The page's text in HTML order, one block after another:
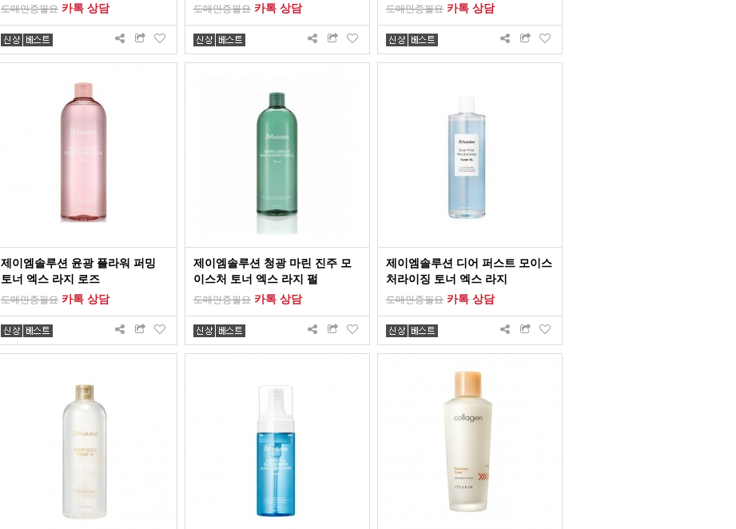
도매인증필요 카톡 상담 도매인증필요 카톡 상담 도매인증필요 카톡 상담
제이엠솔루션 윤광 플라워 퍼밍
토너 엑스 라지 로즈
도매인증필요 카톡 상담
제이엠솔루션 청광 마린 진주 모
이스처 토너 엑스 라지 펄
도매인증필요 카톡 상담
제이엠솔루션 디어 퍼스트 모이스
처라이징 토너 엑스 라지
도매인증필요 카톡 상담